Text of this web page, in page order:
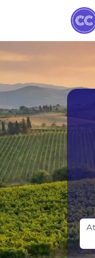
Adelaide
Alice Springs
Brisbane
Broome
Cairns